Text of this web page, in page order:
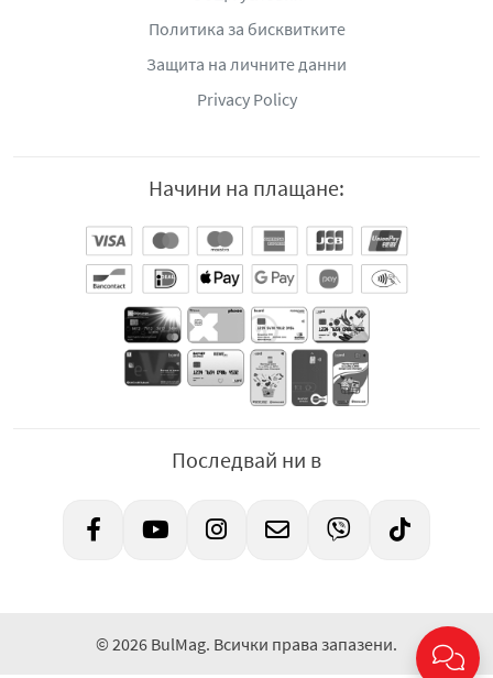
Политика за бисквитките
Защита на личните данни
Privacy Policy
Начини на плащане:
Последвай ни в
© 2026 BulMag. Всички права запазени.